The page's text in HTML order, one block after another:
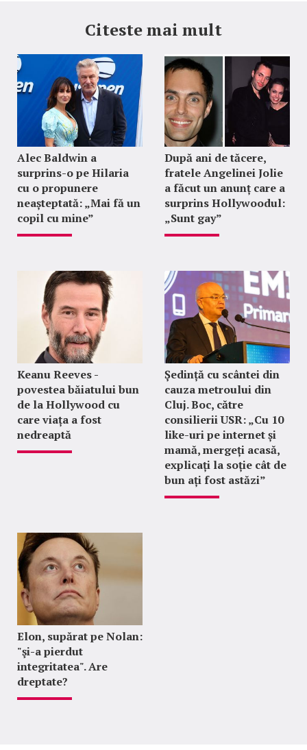
Citeste mai mult
Alec Baldwin a
surprins-o pe Hilaria
cu o propunere
neașteptată: „Mai fă un
copil cu mine”
După ani de tăcere,
fratele Angelinei Jolie
a făcut un anunț care a
surprins Hollywoodul:
„Sunt gay”
Keanu Reeves -
povestea băiatului bun
de la Hollywood cu
care viața a fost
nedreaptă
Ședință cu scântei din
cauza metroului din
Cluj. Boc, către
consilierii USR: „Cu 10
like-uri pe internet și
mamă, mergeți acasă,
explicați la soție cât de
bun ați fost astăzi”
Elon, supărat pe Nolan:
"şi-a pierdut
integritatea". Are
dreptate?